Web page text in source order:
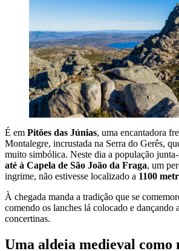
É em Pitões das Júnias, uma encantadora
Montalegre, incrustada na Serra do Gerês,
muito simbólica. Neste dia a população junta-
até à Capela de São João da Fraga, um
ingrime, não estivesse localizado a 1100
À chegada manda a tradição que se
comendo os lanches lá colocado e dançando
concertinas.
Uma aldeia medieval como